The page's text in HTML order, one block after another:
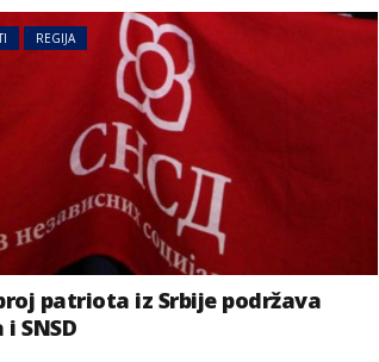
REGIJA
patriota iz Srbije podržava
SNSD